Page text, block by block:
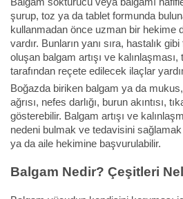
şurup, toz ya da tablet formunda
kullanmadan önce uzman bir hekime
vardır. Bunların yanı sıra, hastalık
oluşan balgam artışı ve
tarafından reçete edilecek ilaçlar
Boğazda biriken balgam ya da
ağrısı, nefes darlığı, burun akıntısı,
gösterebilir. Balgam artışı ve
nedeni bulmak ve tedavisini sağlamak
ya da aile hekimine başvurulabilir.
Balgam Nedir? Çeşitleri